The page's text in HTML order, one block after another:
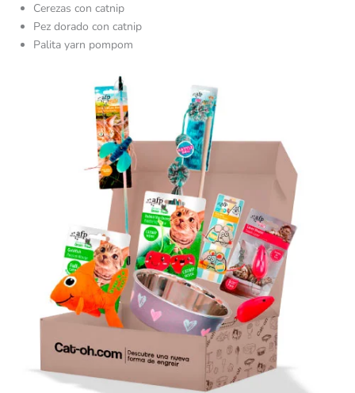
Cerezas con catnip
Pez dorado con catnip
Palita yarn pompom